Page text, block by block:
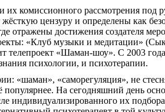
комиссионного рассмотрения под
цензуру и определены как
отражены достижения создателя
«Клуб музыки и медитации»
телепроект «Шаман-шоу». С 2003
психологии, и психотерапии.
«шаман», «саморегуляция», не
На сегодняшний день
индивидуализированного их